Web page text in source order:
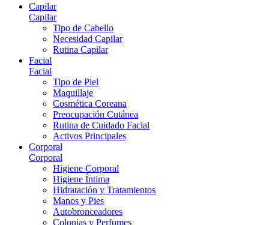
Capilar
Capilar
Tipo de Cabello
Necesidad Capilar
Rutina Capilar
Facial
Facial
Tipo de Piel
Maquillaje
Cosmética Coreana
Preocupación Cutánea
Rutina de Cuidado Facial
Activos Principales
Corporal
Corporal
Higiene Corporal
Higiene Íntima
Hidratación y Tratamientos
Manos y Pies
Autobronceadores
Colonias y Perfumes